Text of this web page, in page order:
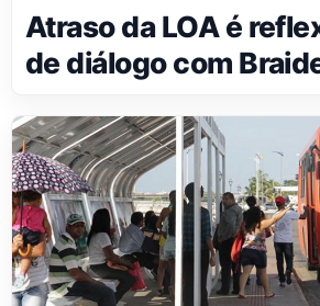
Atraso da LOA é
de diálogo com